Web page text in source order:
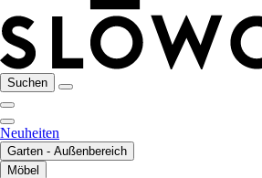
Suchen
Neuheiten
Garten - Außenbereich
Möbel